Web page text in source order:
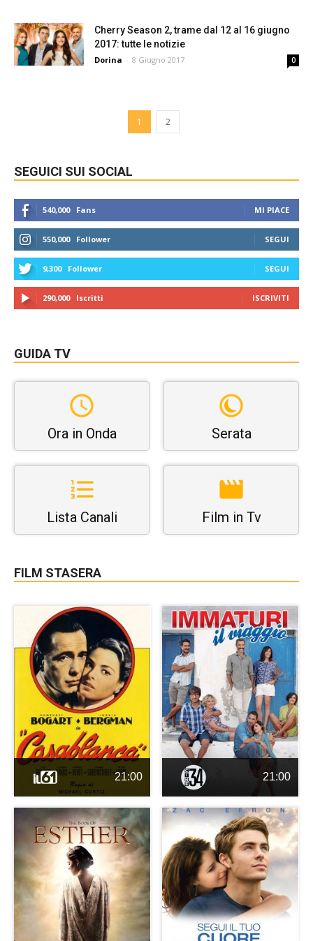
Cherry Season 2, trame dal 12 al 16 giugno
2017: tutte le notizie
Dorina - 8 Giugno 2017 0
1 2
SEGUICI SUI SOCIAL
540,000 Fans MI PIACE
550,000 Follower SEGUI
9,300 Follower SEGUI
290,000 Iscritti ISCRIVITI
GUIDA TV
Ora in Onda Serata
Lista Canali Film in Tv
FILM STASERA
21:00 21:00